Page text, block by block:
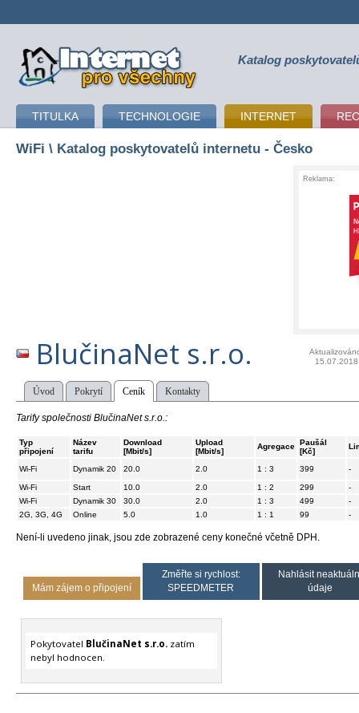
připojení k internetu Katalog
TITULKA TECHNOLOGIE INTERNET
WiFi \ Katalog poskytovatelů internetu - Česko
Reklama:
BlučinaNet s.r.o.
15.07.2018
Úvod Pokrytí Ceník Kontakty
Tarify společnosti BlučinaNet s.r.o.:
Typ
připojení
Název
tarifu
Download
[Mbit/s]
Upload
[Mbit/s]
Agregace Paušál
[Kč]
Wi-Fi Dynamik 20 20.0 2.0 1 : 3 399 -
Wi-Fi Start 10.0 2.0 1 : 2 299
-
Wi-Fi
Dynamik 30 30.0 2.0 1 : 3 499
-
2G, 3G, 4G
Online 5.0 1.0 1 : 1 99 -
Není-li uvedeno jinak, jsou zde zobrazené ceny konečné včetně DPH.
Mám zájem o připojení
Změřte si rychlost:
SPEEDMETER
Nahlásit
údaje
Pokytovatel BlučinaNet s.r.o.zatím
nebyl hodnocen.